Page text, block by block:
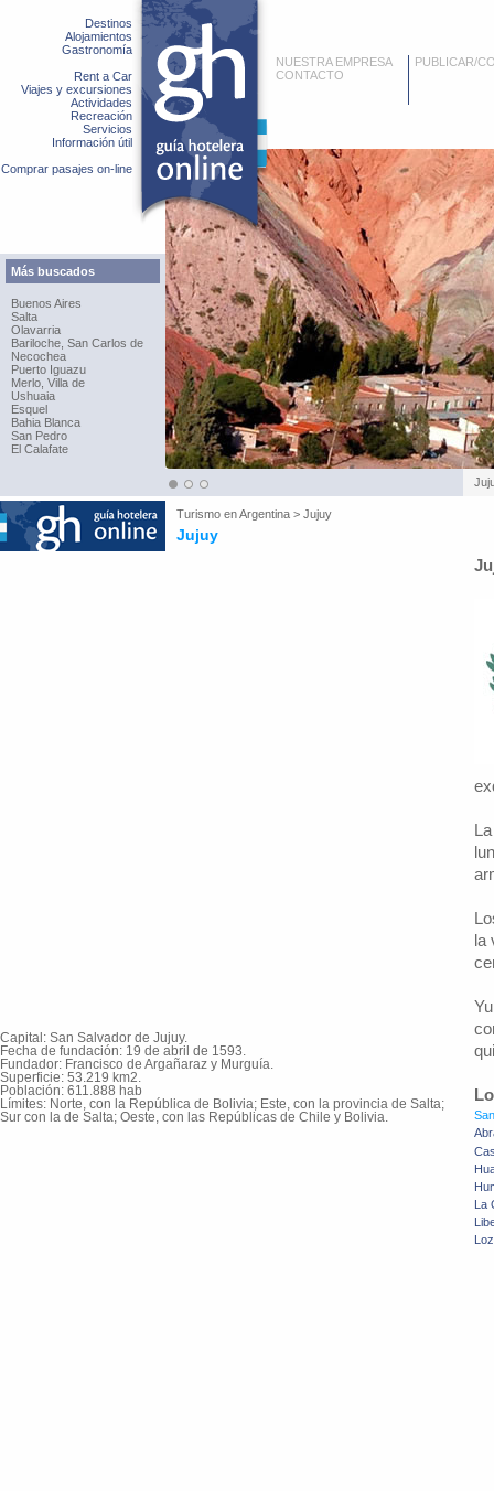
Destinos
Alojamientos
Gastronomía
Rent a Car
Viajes y excursiones
Actividades
Recreación
Servicios
Información útil
Comprar pasajes on-line
Más buscados
Buenos Aires
Salta
Olavarria
Bariloche, San Carlos de
Necochea
Puerto Iguazu
Merlo, Villa de
Ushuaia
Esquel
Bahia Blanca
San Pedro
El Calafate
NUESTRA EMPRESA
CONTACTO
PUBLICAR/
Turismo enArgentina > Jujuy
Jujuy
Capital: San Salvador de Jujuy.
Fecha de fundación: 19 de abril de 1593.
Fundador: Francisco de Argañaraz y Murguía.
Superficie: 53.219 km2.
Población: 611.888 hab
Límites: Norte, con la República de Bolivia; Este, con la provincia de Salta;
Sur con la de Salta; Oeste, con las Repúblicas de Chile y Bolivia.
la
La